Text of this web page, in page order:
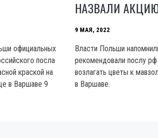
официальных
посла
краской на
в Варшаве 9
НАЗВАЛИ
9 МАЯ, 2022
Власти Польши
рекомендовали послу
возлагать цветы к
в Варшаве.